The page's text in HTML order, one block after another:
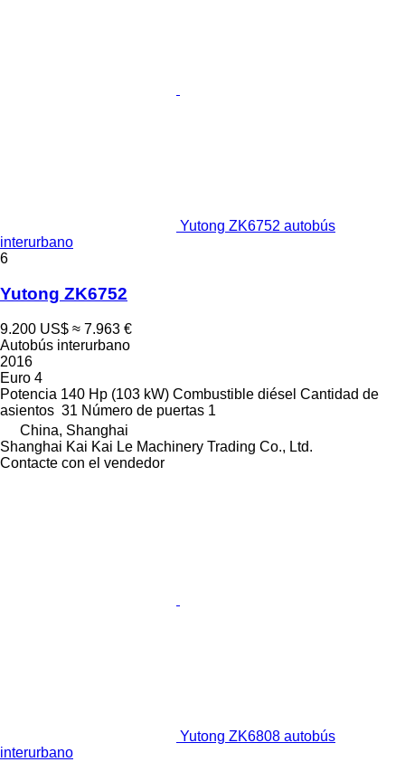
Yutong ZK6752 autobús
interurbano
6
Yutong ZK6752
9.200 US$ ≈ 7.963 €
Autobús interurbano
2016
Euro 4
Potencia 140 Hp (103 kW) Combustible diésel Cantidad de
asientos 31 Número de puertas 1
China, Shanghai
Shanghai Kai Kai Le Machinery Trading Co., Ltd.
Contacte con el vendedor
Yutong ZK6808 autobús
interurbano